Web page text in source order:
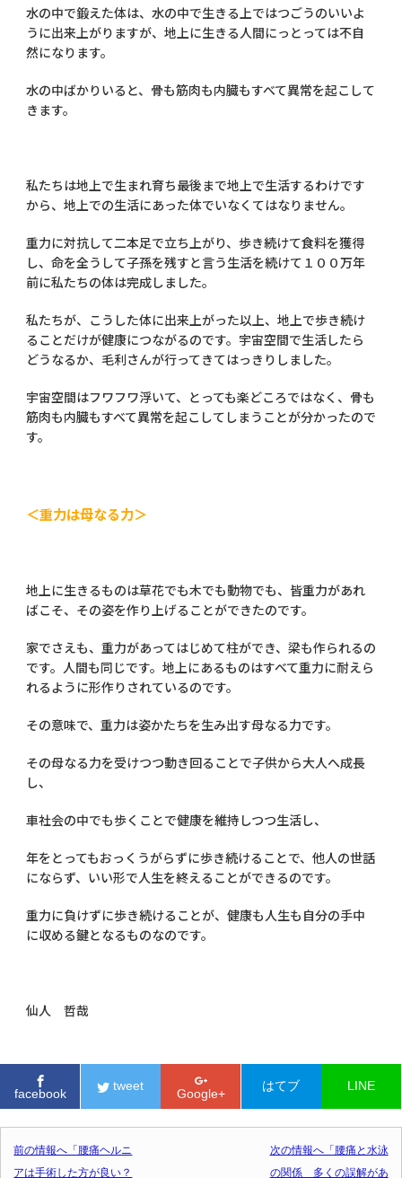
水の中で鍛えた体は、水の中で生きる上ではつごうのいいよ
うに出来上がりますが、地上に生きる人間にっとっては不自
然になります。
水の中ばかりいると、骨も筋肉も内臓もすべて異常を起こして
きます。
私たちは地上で生まれ育ち最後まで地上で生活するわけです
から、地上での生活にあった体でいなくてはなりません。
重力に対抗して二本足で立ち上がり、歩き続けて食料を獲得
し、命を全うして子孫を残すと言う生活を続けて１００万年
前に私たちの体は完成しました。
私たちが、こうした体に出来上がった以上、地上で歩き続け
ることだけが健康につながるのです。宇宙空間で生活したら
どうなるか、毛利さんが行ってきてはっきりしました。
宇宙空間はフワフワ浮いて、とっても楽どころではなく、骨も
筋肉も内臓もすべて異常を起こしてしまうことが分かったので
す。
＜重力は母なる力＞
地上に生きるものは草花でも木でも動物でも、皆重力があれ
ばこそ、その姿を作り上げることができたのです。
家でさえも、重力があってはじめて柱ができ、梁も作られるの
です。人間も同じです。地上にあるものはすべて重力に耐えら
れるように形作りされているのです。
その意味で、重力は姿かたちを生み出す母なる力です。
その母なる力を受けつつ動き回ることで子供から大人へ成長
し、
車社会の中でも歩くことで健康を維持しつつ生活し、
年をとってもおっくうがらずに歩き続けることで、他人の世話
にならず、いい形で人生を終えることができるのです。
重力に負けずに歩き続けることが、健康も人生も自分の手中
に収める鍵となるものなのです。
仙人 哲哉
facebook
tweet
Google+
はてブ LINE
前の情報へ「腰痛ヘルニ
アは手術した方が良い？
次の情報へ「腰痛と水泳
の関係 多くの誤解があ